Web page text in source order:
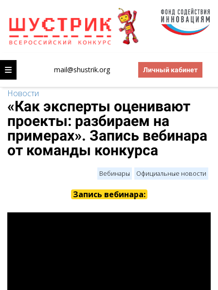
mail@shustrik.org Личный кабинет
Новости
«Как эксперты оценивают
проекты: разбираем на
примерах». Запись вебинара
от команды конкурса
Вебинары Официальные новости
Запись вебинара: